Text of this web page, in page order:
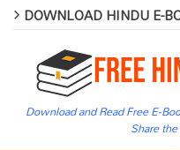
DOWNLOAD HINDU E-
Download and Read Free E-
Share